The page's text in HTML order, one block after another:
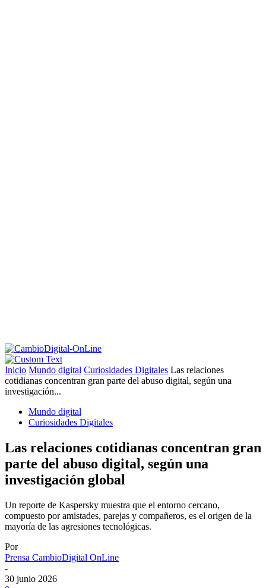
Inicio Mundo digital Curiosidades Digitales Las relaciones
cotidianas concentran gran parte del abuso digital, según una
investigación...
Mundo digital
Curiosidades Digitales
Las relaciones cotidianas concentran gran
parte del abuso digital, según una
investigación global
Un reporte de Kaspersky muestra que el entorno cercano,
compuesto por amistades, parejas y compañeros, es el origen de la
mayoría de las agresiones tecnológicas.
Por
Prensa CambioDigital OnLine
-
30 junio 2026